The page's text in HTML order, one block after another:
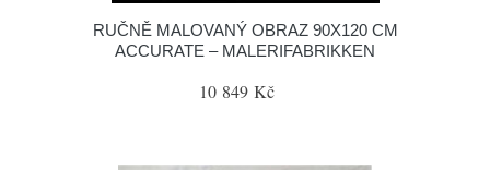
RUČNĚ MALOVANÝ OBRAZ 90X120 CM
ACCURATE – MALERIFABRIKKEN
10 849 Kč